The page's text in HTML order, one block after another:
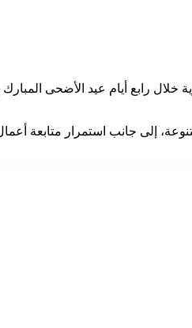
رابع أيام عيد الأضحى المبارك
ومستودعات البوتاجاز ومحطات تموين السيارات، أسفرت عن تحرير 10 محاضر تموينية متنوعة،